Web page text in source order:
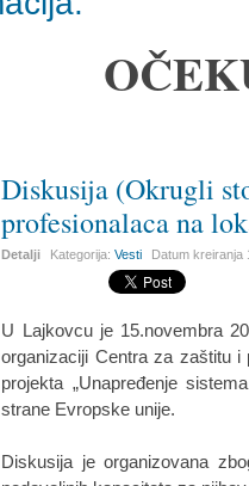
Diskusija (Okrugli
profesionalaca na
Detalji Kategorija:Vesti Datum kreiranja
U Lajkovcu je 15.novembra
organizaciji Centra za zaštitu
projekta „Unapređenje
strane Evropske unije.
Diskusija je organizovana